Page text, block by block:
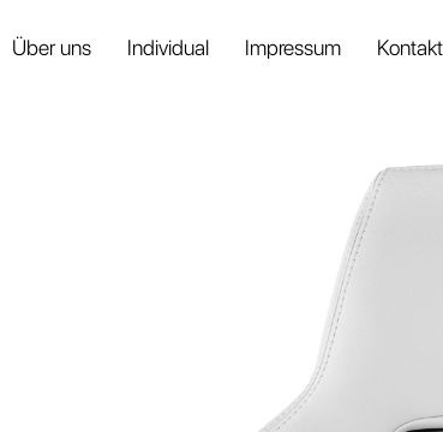
Über uns Individual Impressum Kontakt